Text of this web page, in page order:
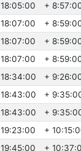
18:05:00 +
18:07:00 +
18:07:00 +
18:07:00 +
18:34:00 +
18:43:00 +
18:43:00 +
19:23:00 +
19:45:00 +